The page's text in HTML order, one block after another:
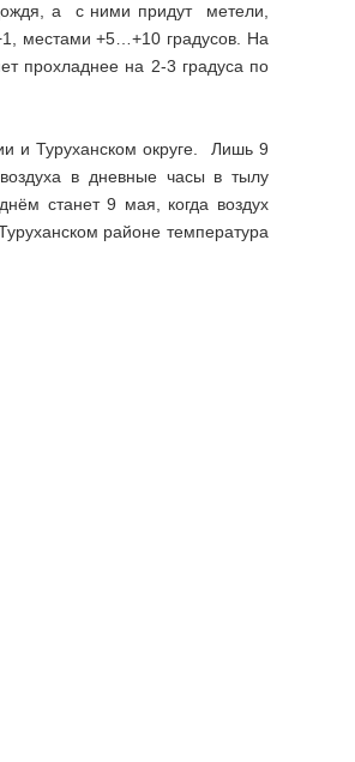
а с ними придут метели,
местами +5…+10 градусов. На
прохладнее на 2-3 градуса по
и Туруханском округе. Лишь 9
в дневные часы в тылу
станет 9 мая, когда воздух
районе температура